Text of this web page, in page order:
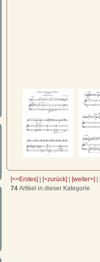
[<<Erstes] | [<zurück] | [weiter>] |
74 Artikel in dieser Kategorie